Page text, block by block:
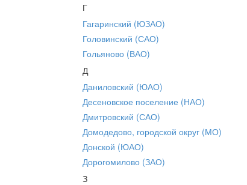
Г
Гагаринский (ЮЗАО)
Головинский (САО)
Гольяново (ВАО)
Д
Даниловский (ЮАО)
Десеновское поселение (НАО)
Дмитровский (САО)
Домодедово, городской округ (МО)
Донской (ЮАО)
Дорогомилово (ЗАО)
З